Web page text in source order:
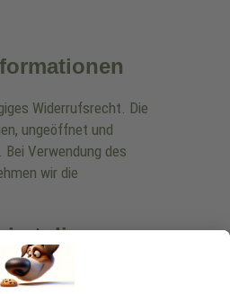
Widerrufsrecht. Die
ungeöffnet und
Verwendung des
wir die
die